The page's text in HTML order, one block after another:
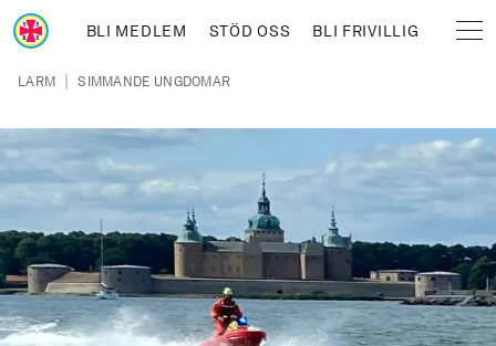
Hoppa till huvudinnehåll
BLI MEDLEM STÖD OSS BLI FRIVILLIG
Länkstig
LARM | SIMMANDE UNGDOMAR